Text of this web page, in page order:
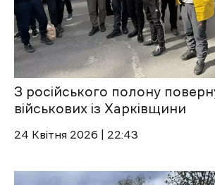
З російського полону
військових із Харківщини
24 Квітня 2026 | 22:43